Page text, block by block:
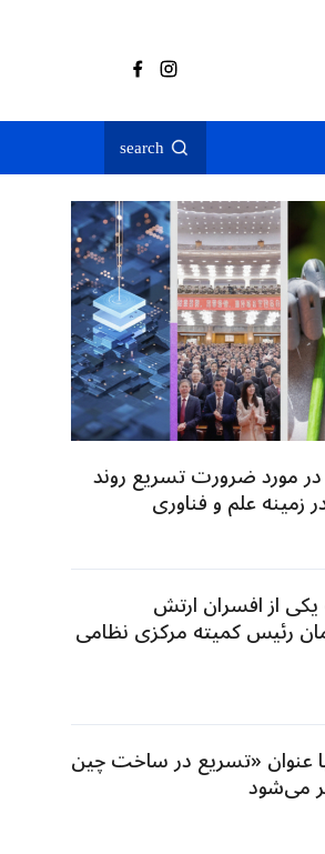
search
گردشگری در شیونگ‌آن
مورد ضرورت تسریع روند
زمینه علم و فناوری
یکی از افسران ارتش
رئیس کمیته مرکزی نظامی
عنوان «تسریع در ساخت چین
می‌شود